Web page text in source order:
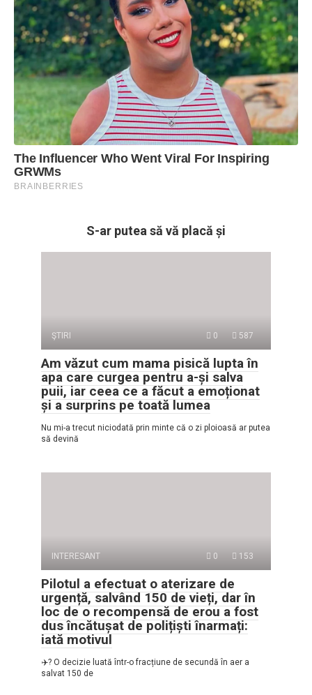
S-ar putea să vă placă și
ŞTIRI 0 587
Am văzut cum mama pisică lupta în
apa care curgea pentru a-și salva
puii, iar ceea ce a făcut a emoționat
și a surprins pe toată lumea
Nu mi-a trecut niciodată prin minte că o zi ploioasă ar putea
să devină
INTERESANT 0 153
Pilotul a efectuat o aterizare de
urgență, salvând 150 de vieți, dar în
loc de o recompensă de erou a fost
dus încătușat de polițiști înarmați:
iată motivul
✈️? O decizie luată într-o fracțiune de secundă în aer a
salvat 150 de